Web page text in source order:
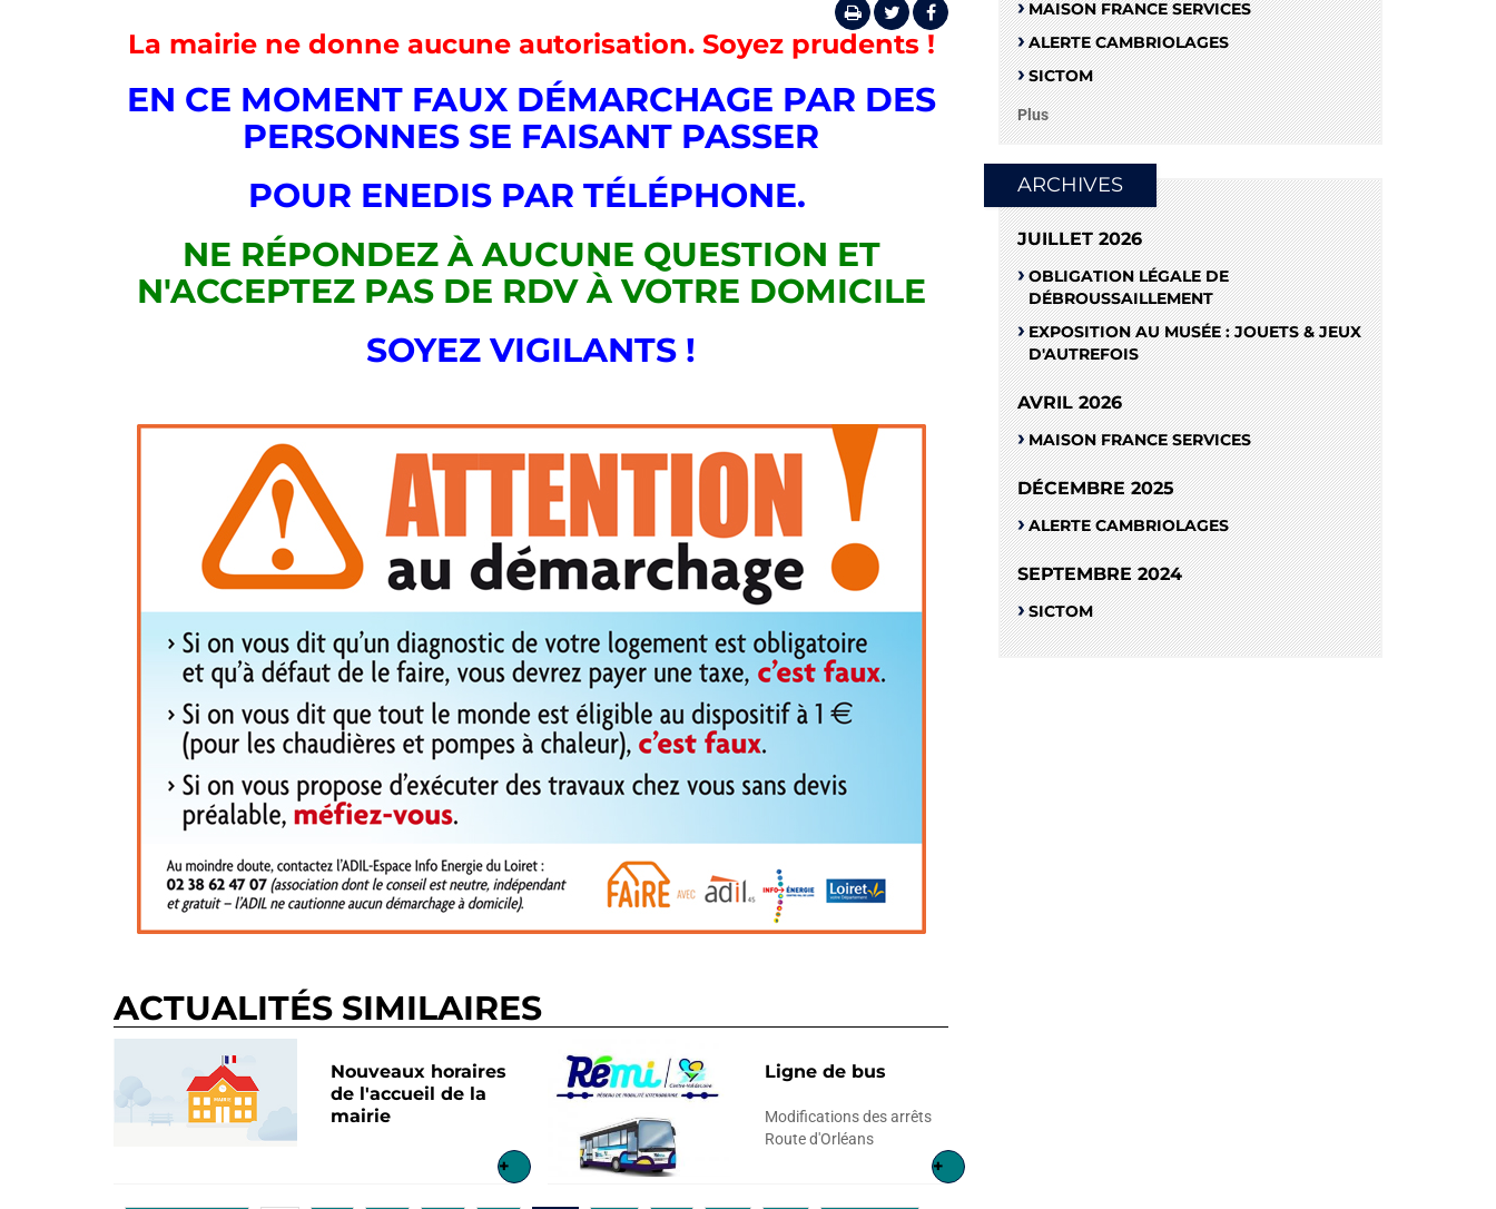
La mairie ne donne aucune autorisation. Soyez prudents !
EN CE MOMENT FAUX DÉMARCHAGE PAR DES
PERSONNES SE FAISANT PASSER
POUR ENEDIS PAR TÉLÉPHONE.
NE RÉPONDEZ À AUCUNE QUESTION ET
N'ACCEPTEZ PAS DE RDV À VOTRE DOMICILE
SOYEZ VIGILANTS !
ACTUALITÉS SIMILAIRES
Nouveaux horaires
de l'accueil de la
mairie
+
Ligne de bus
Modifications des arrêts
Route d'Orléans
+
MAISON FRANCE SERVICES
ALERTE CAMBRIOLAGES
SICTOM
Plus
ARCHIVES
JUILLET 2026
OBLIGATION LÉGALE DE
DÉBROUSSAILLEMENT
EXPOSITION AU MUSÉE : JOUETS & JEUX
D'AUTREFOIS
AVRIL 2026
MAISON FRANCE SERVICES
DÉCEMBRE 2025
ALERTE CAMBRIOLAGES
SEPTEMBRE 2024
SICTOM